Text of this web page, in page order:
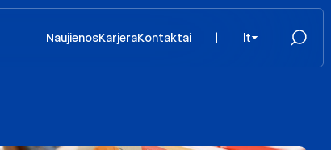
NaujienosKarjeraKontaktai lt